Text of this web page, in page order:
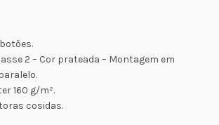
2 – Cor prateada – Montagem em
160 g/m².
cosidas.